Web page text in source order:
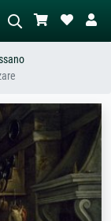
– ex. prairie verte,
beaucoup de rouge,
nu debout près d'un
arbre.